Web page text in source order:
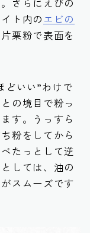
ト内の エビの
栗粉で表面を
どいい”わけで
の境目で粉っ
す。うっすら
粉をしてから
たっとして逆
しては、油の
スムーズです